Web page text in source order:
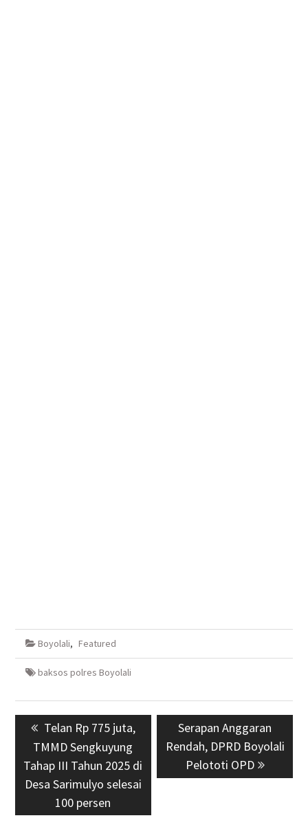
Boyolali, Featured
baksos polres Boyolali
Navigasi
pos Previous
post:
Telan Rp 775 juta,
TMMD Sengkuyung
Tahap III Tahun 2025 di
Desa Sarimulyo selesai
100 persen
Next
post:
Serapan Anggaran
Rendah, DPRD Boyolali
Pelototi OPD